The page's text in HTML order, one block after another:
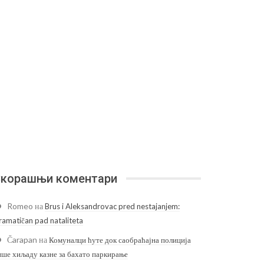
коментари
Romeo наBrus i Aleksandrovac pred nestajanjem:
pad nataliteta
Čarapan наКомуналци ћуте док саобраћајна полиција
хиљаду казне за бахато паркирање